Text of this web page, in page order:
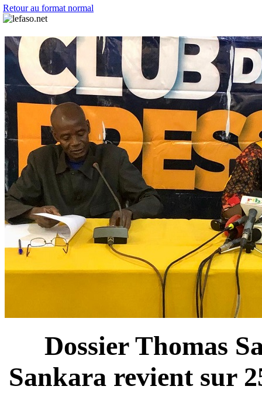
Retour au format normal
Dossier Thomas
Sankara revient sur